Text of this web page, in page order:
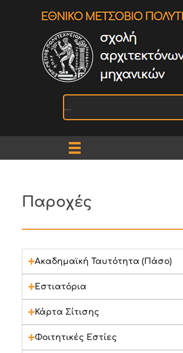
Παροχές
Ακαδημαϊκή Ταυτότητα (Πάσο)
Εστιατόρια
Κάρτα Σίτισης
Φοιτητικές Εστίες